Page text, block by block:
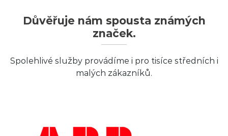
Důvěřuje nám spousta známých
značek.
Spolehlivé služby provádíme i pro tisíce středních i
malých zákazníků.